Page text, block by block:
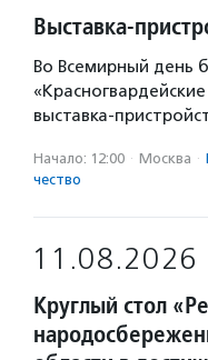
Выставка-
Во Всемирный день
выставка-
Начало: 12:00 · Москва ·
чест­во
11.08.2026
Круглый стол